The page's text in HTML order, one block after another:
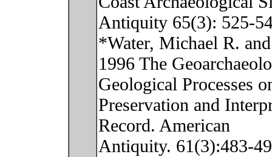
Antiquity 65(3): 525-
*Water, Michael R.
1996 The
Geological Processes
Preservation and
Record. American
Antiquity. 61(3):483-